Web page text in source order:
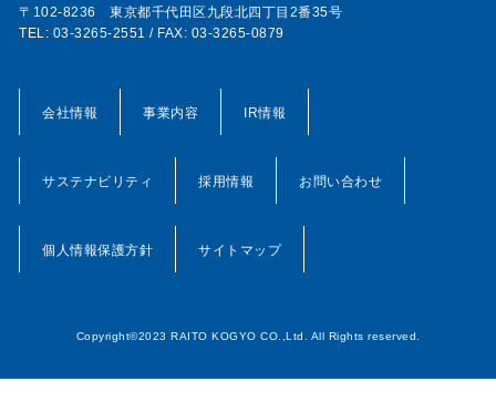
〒102-8236 東京都千代田区九段北四丁目2番35号
TEL: 03-3265-2551 / FAX: 03-3265-0879
会社情報 事業内容 IR情報
サステナビリティ 採用情報 お問い合わせ
個人情報保護方針 サイトマップ
Copyright©2023 RAITO KOGYO CO.,Ltd. All Rights reserved.